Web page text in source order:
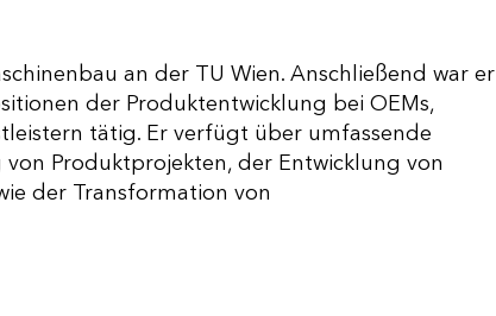
an der TU Wien. Anschließend war er
der Produktentwicklung bei OEMs,
tätig. Er verfügt über umfassende
Produktprojekten, der Entwicklung von
der Transformation von